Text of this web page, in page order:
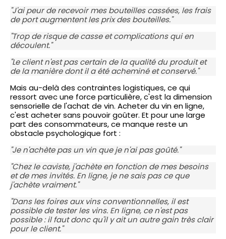
"J'ai peur de recevoir mes bouteilles cassées, les frais
de port augmentent les prix des bouteilles."
"Trop de risque de casse et complications qui en
découlent."
"Le client n'est pas certain de la qualité du produit et
de la manière dont il a été acheminé et conservé."
Mais au-delà des contraintes logistiques, ce qui
ressort avec une force particulière, c'est la dimension
sensorielle de l'achat de vin. Acheter du vin en ligne,
c'est acheter sans pouvoir goûter. Et pour une large
part des consommateurs, ce manque reste un
obstacle psychologique fort :
"Je n'achète pas un vin que je n'ai pas goûté."
"Chez le caviste, j'achète en fonction de mes besoins
et de mes invités. En ligne, je ne sais pas ce que
j'achète vraiment."
"Dans les foires aux vins conventionnelles, il est
possible de tester les vins. En ligne, ce n'est pas
possible : il faut donc qu'il y ait un autre gain très clair
pour le client."